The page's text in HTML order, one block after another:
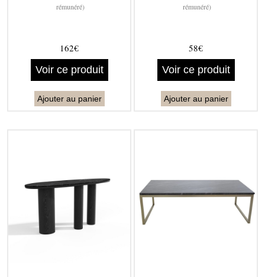
rémunéré)
162€
Voir ce produit
Ajouter au panier
rémunéré)
58€
Voir ce produit
Ajouter au panier